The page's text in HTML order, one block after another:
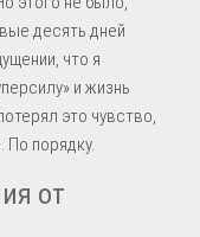
десять дней
что я
и жизнь
это чувство,
порядку.
от